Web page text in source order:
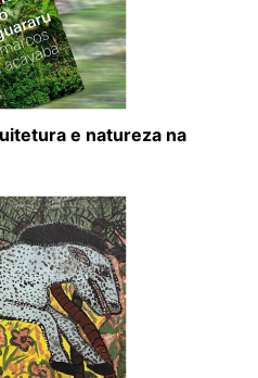
e natureza na